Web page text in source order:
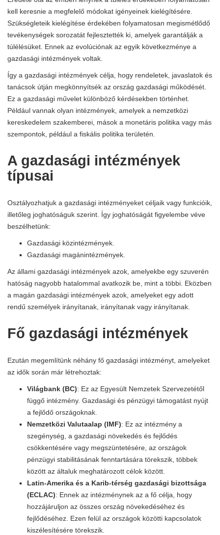
kell keresnie a megfelelő módokat igényeinek kielégítésére.
Szükségleteik kielégítése érdekében folyamatosan megismétlődő
tevékenységek sorozatát fejlesztették ki, amelyek garantálják a
túlélésüket. Ennek az evolúciónak az egyik következménye a
gazdasági intézmények voltak.
Így a gazdasági intézmények célja, hogy rendeletek, javaslatok és
tanácsok útján megkönnyítsék az ország gazdasági működését.
Ez a gazdasági művelet különböző kérdésekben történhet.
Például vannak olyan intézmények, amelyek a nemzetközi
kereskedelem szakemberei, mások a monetáris politika vagy más
szempontok, például a fiskális politika területén.
A gazdasági intézmények
típusai
Osztályozhatjuk a gazdasági intézményeket céljaik vagy funkcióik,
illetőleg joghatóságuk szerint. Így joghatóságát figyelembe véve
beszélhetünk:
Gazdasági közintézmények.
Gazdasági magánintézmények.
Az állami gazdasági intézmények azok, amelyekbe egy szuverén
hatóság nagyobb hatalommal avatkozik be, mint a többi. Eközben
a magán gazdasági intézmények azok, amelyeket egy adott
rendű személyek irányítanak, irányítanak vagy irányítanak.
Fő gazdasági intézmények
Ezután megemlítünk néhány fő gazdasági intézményt, amelyeket
az idők során már létrehoztak:
Világbank (BC): Ez az Egyesült Nemzetek Szervezetétől
függő intézmény. Gazdasági és pénzügyi támogatást nyújt
a fejlődő országoknak.
Nemzetközi Valutaalap (IMF): Ez az intézmény a
szegénység, a gazdasági növekedés és fejlődés
csökkentésére vagy megszüntetésére, az országok
pénzügyi stabilitásának fenntartására törekszik, többek
között az általuk meghatározott célok között.
Latin-Amerika és a Karib-térség gazdasági bizottsága
(ECLAC): Ennek az intézménynek az a fő célja, hogy
hozzájáruljon az összes ország növekedéséhez és
fejlődéséhez. Ezen felül az országok közötti kapcsolatok
kiszélesítésére törekszik.